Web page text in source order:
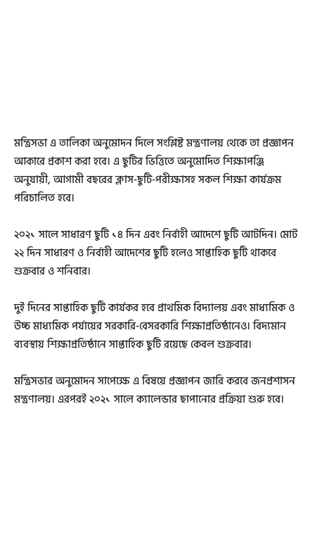
মন্ত্রিসভা এ তালিকা অনুমোদন দিলে সংশ্লিষ্ট মন্ত্রণালয় থেকে তা প্রজ্ঞাপন
আকারে প্রকাশ করা হবে। এ ছুটির ভিত্তিতে অনুমোদিত শিক্ষাপঞ্জি
অনুযায়ী, আগামী বছরের ক্লাস-ছুটি-পরীক্ষাসহ সকল শিক্ষা কার্যক্রম
পরিচালিত হবে।
২০২১ সালে সাধারণ ছুটি ১৪ দিন এবং নির্বাহী আদেশে ছুটি আটদিন। মোট
২২ দিন সাধারণ ও নির্বাহী আদেশের ছুটি হলেও সাপ্তাহিক ছুটি থাকবে
শুক্রবার ও শনিবার।
দুই দিনের সাপ্তাহিক ছুটি কার্যকর হবে প্রাথমিক বিদ্যালয় এবং মাধ্যমিক ও
উচ্চ মাধ্যমিক পর্যায়ের সরকারি-বেসরকারি শিক্ষাপ্রতিষ্ঠানেও। বিদ্যমান
ব্যবস্থায় শিক্ষাপ্রতিষ্ঠানে সাপ্তাহিক ছুটি রয়েছে কেবল শুক্রবার।
মন্ত্রিসভার অনুমোদন সাপেক্ষে এ বিষয়ে প্রজ্ঞাপন জারি করবে জনপ্রশাসন
মন্ত্রণালয়। এরপরই ২০২১ সালে ক্যালেন্ডার ছাপানোর প্রক্রিয়া শুরু হবে।